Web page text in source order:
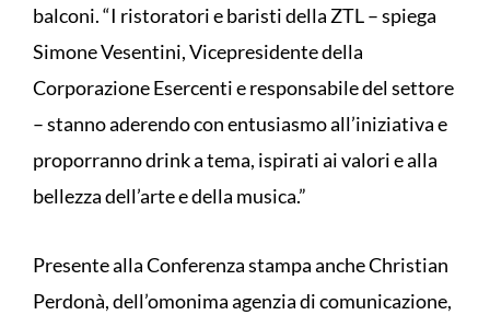
balconi. “I ristoratori e baristi della ZTL – spiega
Simone Vesentini, Vicepresidente della
Corporazione Esercenti e responsabile del settore
– stanno aderendo con entusiasmo all’iniziativa e
proporranno drink a tema, ispirati ai valori e alla
bellezza dell’arte e della musica.”
Presente alla Conferenza stampa anche Christian
Perdonà, dell’omonima agenzia di comunicazione,